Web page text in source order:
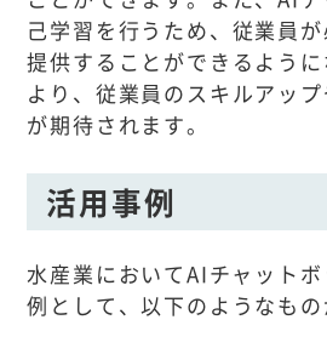
己学習を行うため、従業員
提供することができるよう
より、従業員のスキルアッ
が期待されます。
活用事例
水産業においてAIチャット
例として、以下のようなもの